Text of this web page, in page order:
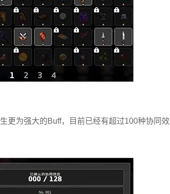
更为强大的Buff，目前已经有超过100种协同